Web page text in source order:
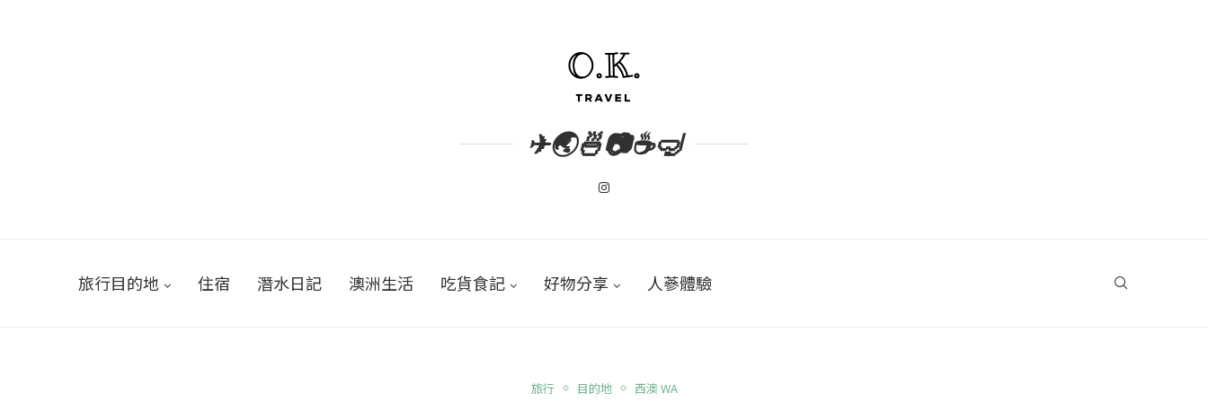
✈🌏🍜📷☕🤿
旅行目的地 住宿 潛水日記 澳洲生活 吃貨食記 好物分享 人蔘體驗
旅行 目的地 西澳 WA